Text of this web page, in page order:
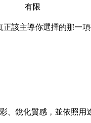
有限
該主導你選擇的那一
銳化質感，並依照